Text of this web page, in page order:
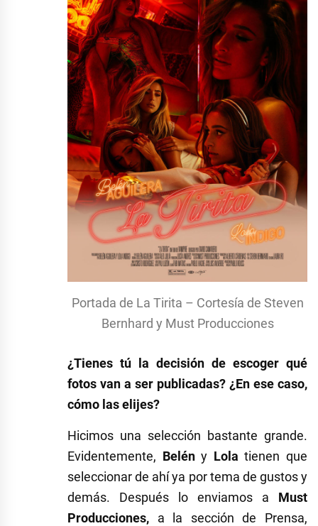
Portada de La Tirita – Cortesía de Steven
Bernhard y Must Producciones
¿Tienes tú la decisión de escoger qué
fotos van a ser publicadas? ¿En ese caso,
cómo las elijes?
Hicimos una selección bastante grande.
Evidentemente, Belény Lola tienen que
seleccionar de ahí ya por tema de gustos y
demás. Después lo enviamos a Must
Producciones, a la sección de Prensa,